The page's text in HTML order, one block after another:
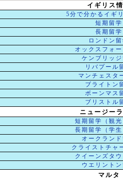
イギリス
5分で分かるイギ
短期留学
長期留学
ロンドン留
オックスフォ
ケンブリッジ
リバプール
マンチェスタ
ブライトン
ボーンマス
ブリストル
ニュージー
短期留学（観光
長期留学（学生
オークラン
クライストチャ
クイーンズタ
ウエリント
マルタ